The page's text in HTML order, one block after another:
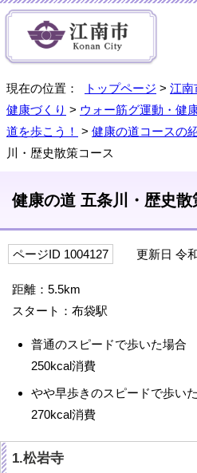
現在の位置： トップページ > 江南
健康づくり > ウォー筋グ運動・健
道を歩こう！ > 健康の道コースの
川・歴史散策コース
健康の道 五条川・歴史散
ページID 1004127 更新日 令
距離：5.5km
スタート：布袋駅
普通のスピードで歩いた
250kcal消費
やや早歩きのスピードで歩
270kcal消費
1.松岩寺